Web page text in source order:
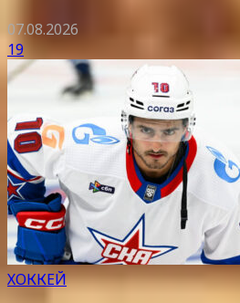
07.08.2026
19
ХОККЕЙ